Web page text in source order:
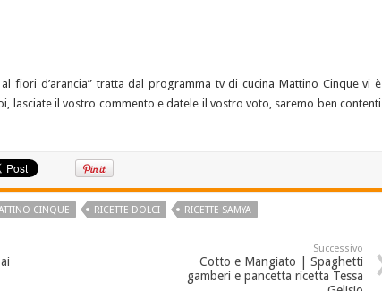
fiori d’arancia” tratta dal programma tv di cucina Mattino Cinque vi è
lasciate il vostro commento e datele il vostro voto, saremo ben contenti
CINQUE RICETTE DOLCI RICETTE SAMYA
Successivo
Cotto e Mangiato | Spaghetti
gamberi e pancetta ricetta Tessa